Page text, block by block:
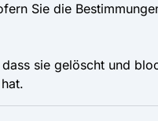
Sie die
sie gelöscht und